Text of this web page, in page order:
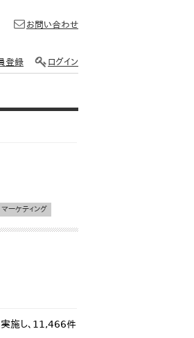
お問い合わせ
登録 ログイン
マーケティング
実施し、11,466件